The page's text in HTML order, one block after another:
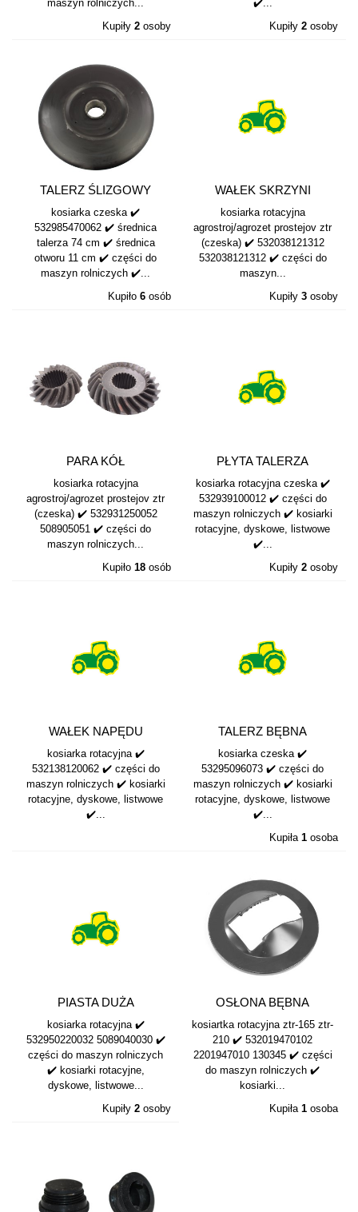
maszyn rolniczych...
Kupiły 2 osoby
✔️...
Kupiły 2 osoby
TALERZ ŚLIZGOWY
KOSIARKA CZESKA...
kosiarka czeska ✔️
532985470062 ✔️ średnica
talerza 74 cm ✔️ średnica
otworu 11 cm ✔️ części do
maszyn rolniczych ✔️...
Kupiło 6 osób
WAŁEK SKRZYNI
E038121312...
kosiarka rotacyjna
agrostroj/agrozet prostejov ztr
(czeska) ✔️ 532038121312
532038121312 ✔️ części do
maszyn...
Kupiły 3 osoby
PARA KÓŁ
STOŻKOWYCH
KOSIARKA...
kosiarka rotacyjna
agrostroj/agrozet prostejov ztr
(czeska) ✔️ 532931250052
508905051 ✔️ części do
maszyn rolniczych...
Kupiło 18 osób
PŁYTA TALERZA
ŚLIZGOWEG...
kosiarka rotacyjna czeska ✔️
532939100012 ✔️ części do
maszyn rolniczych ✔️ kosiarki
rotacyjne, dyskowe, listwowe
✔️...
Kupiły 2 osoby
WAŁEK NAPĘDU
532138120062
kosiarka rotacyjna ✔️
532138120062 ✔️ części do
maszyn rolniczych ✔️ kosiarki
rotacyjne, dyskowe, listwowe
✔️...
TALERZ BĘBNA
KOSIARKA CZESKA...
kosiarka czeska ✔️
53295096073 ✔️ części do
maszyn rolniczych ✔️ kosiarki
rotacyjne, dyskowe, listwowe
✔️...
Kupiła 1 osoba
PIASTA DUŻA
5089040030
532950220032
kosiarka rotacyjna ✔️
532950220032 5089040030 ✔️
części do maszyn rolniczych
✔️ kosiarki rotacyjne,
dyskowe, listwowe...
Kupiły 2 osoby
OSŁONA BĘBNA
532019470102...
kosiartka rotacyjna ztr-165 ztr-
210 ✔️ 532019470102
2201947010 130345 ✔️ części
do maszyn rolniczych ✔️
kosiarki...
Kupiła 1 osoba